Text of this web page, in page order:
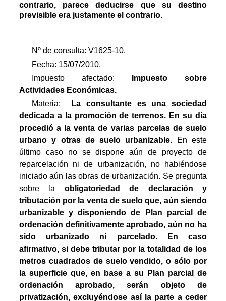
contrario, parece deducirse que su destino
previsible era justamente el contrario.
Nº de consulta: V1625-10.
Fecha: 15/07/2010.
Impuesto afectado:
Impuesto
sobre
Actividades Económicas.
Materia:
La consultante es una sociedad
dedicada a la promoción de terrenos. En su día
procedió a la venta de varias parcelas de suelo
urbano y otras de suelo urbanizable.
En este
último caso no se dispone aún de proyecto de
reparcelación ni de urbanización, no habiéndose
iniciado aún las obras de urbanización. Se pregunta
sobre la  obligatoriedad de declaración y
tributación por la venta de suelo que, aún siendo
urbanizable y disponiendo de Plan parcial de
ordenación definitivamente aprobado, aún no ha
sido urbanizado ni parcelado. En caso
afirmativo, si debe tributar por la totalidad de los
metros cuadrados de suelo vendido, o sólo por
la superficie que, en base a su Plan parcial de
ordenación aprobado, serán objeto de
privatización, excluyéndose así la parte a ceder